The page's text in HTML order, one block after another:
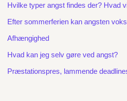
Hvilke typer angst findes der? Hvad
Efter sommerferien kan angsten
Afhængighed
Hvad kan jeg selv gøre ved angst?
Præstationspres, lammende